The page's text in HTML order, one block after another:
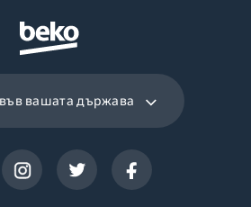
вашата държава